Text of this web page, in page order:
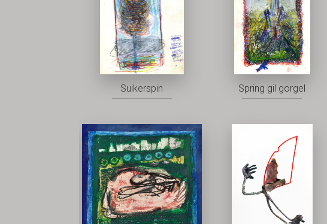
Suikerspin Spring gil gorgel